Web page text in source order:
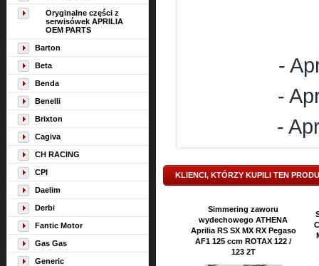
Oryginalne części z
serwisówek APRILIA
OEM PARTS
Barton
Beta
Benda
Benelli
Brixton
Cagiva
CH RACING
CPI
Daelim
Derbi
Fantic Motor
Gas Gas
Generic
-
-
-
KLIENCI, KTÓRZY KUPILI TEN
Simmering zaworu
wydechowego ATHENA
Aprilia RS SX MX RX Pegaso
AF1 125 ccm ROTAX 122 /
123 2T